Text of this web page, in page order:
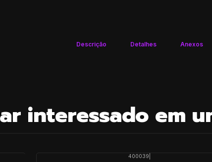
Descrição Detalhes Anexos
interessado em
400039